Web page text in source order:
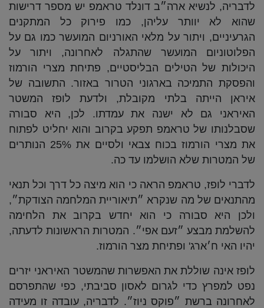
לדבריה, לנשיא ארה״ב דונלד טראמפ יש מספר דרישות
שהוא לא יוותר עליהן, כמו פירוק כל המתקנים
הגרעיניים, ויתור על מלאי האורניום המועשר כמו גם על
הפלוטוניום המועשר שהתגלה לאחרונה, ויתור על
היכולות של הטילים הבליסטיים, פתיחת מצרי הורמוז
והפסקת התמיכה בארגוני הטרור באזור. התשובה של
איראן הייתה בלתי מקובלת, ולדעת לופז המשטר
האיראני גם לא ישנה את עמדתו. לכן, היא סבורה
שסבלנותו של טראמפ תפקע בקרוב והוא יחליט לפתוח
את מצרי הורמוז בכוח צבאי ולסיים את 25% הנותרים
של המטרות שלא הושלמו עד כה.
לדברי לופז, טראמפ הראה כי הוא מיצה כל דרך וכל תנאי
מהתנאים של מה שנקרא ״תיאוריית המלחמה הצודקת״,
ולכן היא סבורה כי הוא יחדש בקרוב את הלחימה
להשלמת מבצע ״זעם אפי״. המטרות הראשונות לדעתה,
יהיו האי ח׳ארג' ופתיחת מצר הורמוז.
לופז אינה שוללת את האפשרות שהמשטר האיראני יזרים
נפט למפרץ כדי לגרום לאסון סביבתי, כפי שהתפרסם
לאחרונה ברשת ״פוקס ניוז״. לדבריה, עובדה זו מעידה